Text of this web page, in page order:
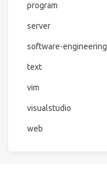
program
server
software-engineering
text
vim
visualstudio
web